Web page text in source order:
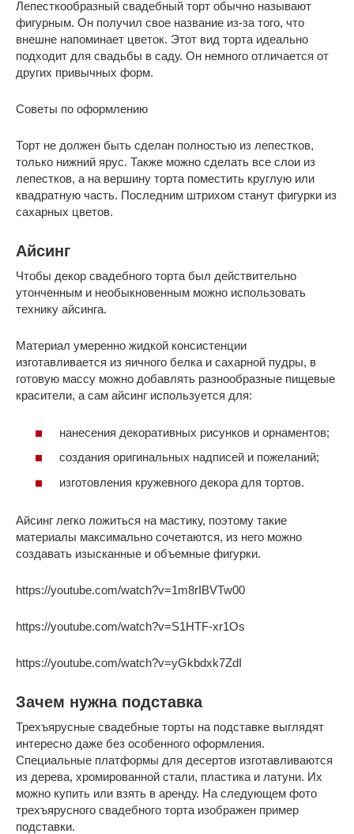
Лепесткообразный свадебный торт обычно называют
фигурным. Он получил свое название из-за того, что
внешне напоминает цветок. Этот вид торта идеально
подходит для свадьбы в саду. Он немного отличается от
других привычных форм.
Советы по оформлению
Торт не должен быть сделан полностью из лепестков,
только нижний ярус. Также можно сделать все слои из
лепестков, а на вершину торта поместить круглую или
квадратную часть. Последним штрихом станут фигурки из
сахарных цветов.
Айсинг
Чтобы декор свадебного торта был действительно
утонченным и необыкновенным можно использовать
технику айсинга.
Материал умеренно жидкой консистенции
изготавливается из яичного белка и сахарной пудры, в
готовую массу можно добавлять разнообразные пищевые
красители, а сам айсинг используется для:
нанесения декоративных рисунков и орнаментов;
создания оригинальных надписей и пожеланий;
изготовления кружевного декора для тортов.
Айсинг легко ложиться на мастику, поэтому такие
материалы максимально сочетаются, из него можно
создавать изысканные и объемные фигурки.
https://youtube.com/watch?v=1m8rIBVTw00
https://youtube.com/watch?v=S1HTF-xr1Os
https://youtube.com/watch?v=yGkbdxk7ZdI
Зачем нужна подставка
Трехъярусные свадебные торты на подставке выглядят
интересно даже без особенного оформления.
Специальные платформы для десертов изготавливаются
из дерева, хромированной стали, пластика и латуни. Их
можно купить или взять в аренду. На следующем фото
трехъярусного свадебного торта изображен пример
подставки.